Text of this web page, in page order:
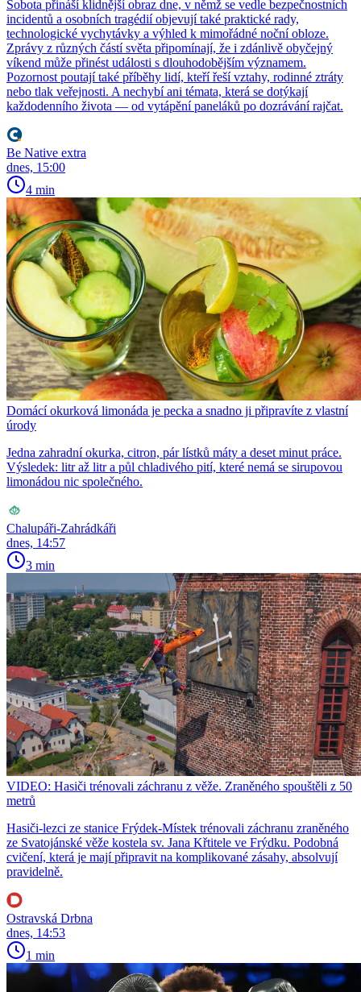
Sobota přináší klidnější obraz dne, v němž se vedle bezpečnostních
incidentů a osobních tragédií objevují také praktické rady,
technologické vychytávky a výhled k mimořádné noční obloze.
Zprávy z různých částí světa připomínají, že i zdánlivě obyčejný
víkend může přinést události s dlouhodobějším významem.
Pozornost poutají také příběhy lidí, kteří řeší vztahy, rodinné ztráty
nebo tlak veřejnosti. A nechybí ani témata, která se dotýkají
každodenního života — od vytápění paneláků po dozrávání rajčat.
Be Native extra
dnes, 15:00
4 min
Domácí okurková limonáda je pecka a snadno ji připravíte z vlastní
úrody
Jedna zahradní okurka, citron, pár lístků máty a deset minut práce.
Výsledek: litr až litr a půl chladivého pití, které nemá se sirupovou
limonádou nic společného.
Chalupáři-Zahrádkáři
dnes, 14:57
3 min
VIDEO: Hasiči trénovali záchranu z věže. Zraněného spouštěli z 50
metrů
Hasiči-lezci ze stanice Frýdek-Místek trénovali záchranu zraněného
ze Svatojánské věže kostela sv. Jana Křtitele ve Frýdku. Podobná
cvičení, která je mají připravit na komplikované zásahy, absolvují
pravidelně.
Ostravská Drbna
dnes, 14:53
1 min